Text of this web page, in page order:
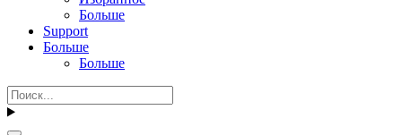
Больше
Support
Больше
Больше